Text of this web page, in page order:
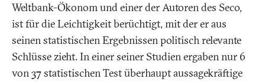
Weltbank-Ökonom und einer der Autoren des Seco,
ist für die Leichtigkeit berüchtigt, mit der er aus
seinen statistischen Ergebnissen politisch relevante
Schlüsse zieht. In einer seiner Studien ergaben nur 6
von 37 statistischen Test überhaupt aussagekräftige